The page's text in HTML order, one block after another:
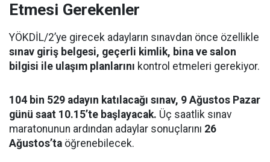
Etmesi Gerekenler
YÖKDİL/2’ye girecek adayların sınavdan önce özellikle
sınav giriş belgesi, geçerli kimlik, bina ve salon
bilgisi ile ulaşım planlarını kontrol etmeleri gerekiyor.
104 bin 529 adayın katılacağı sınav, 9 Ağustos Pazar
günü saat 10.15’te başlayacak. Üç saatlik sınav
maratonunun ardından adaylar sonuçlarını 26
Ağustos’ta öğrenebilecek.